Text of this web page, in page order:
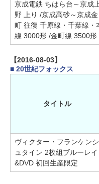
京成電鉄 ちはら台～京成
野 上り /京成高砂～京成金
町 往復 千原線・千葉線・
線 3000形 /金町線 3500形
【2016-08-03】
■ 20世紀フォックス
タイトル
ヴィクター・フランケンシ
ュタイン 2枚組ブルーレイ
&DVD 初回生産限定